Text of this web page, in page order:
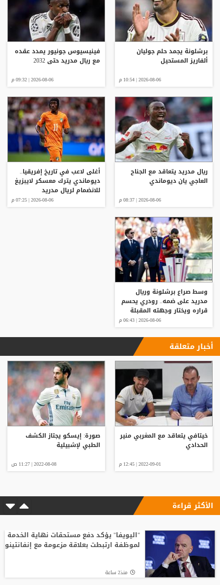
برشلونة يجمد حلم جوليان
ألفاريز المستحيل
2026-08-06 | 10:54 م
فينيسيوس جونيور يمدد عقده
مع ريال مدريد حتى 2032
2026-08-06 | 09:32 م
ريال مدريد يتعاقد مع الجناح
العاجي يان ديوماندي
2026-08-06 | 08:37 م
أغلى لاعب في تاريخ إفريقيا..
ديوماندي يترك معسكر لايبزيغ
للانضمام لريال مدريد
2026-08-06 | 07:25 م
وسط صراع برشلونة وريال
مدريد على ضمه.. رودري يحسم
قراره ويختار وجهته المقبلة
2026-08-06 | 06:43 م
أخبار متعلقة
خيتافي يتعاقد مع المغربي منير
الحدادي
2022-09-01 | 12:45 م
صورة: إيسكو يجتاز الكشف
الطبي لإشبيلية
2022-08-08 | 11:27 ص
الأكثر قراءة
"اليويفا" يؤكد دفع مستحقات نهاية الخدمة
لموظفة ارتبطت بعلاقة مزعومة مع إنفانتينو
منذ2 ساعة